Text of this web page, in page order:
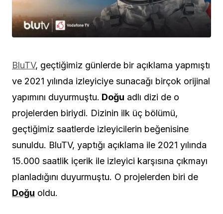
BluTV, geçtiğimiz günlerde bir açıklama yapmıştı
ve 2021 yılında izleyiciye sunacağı birçok orijinal
yapımını duyurmuştu. Doğu adlı dizi de o
projelerden biriydi. Dizinin ilk üç bölümü,
geçtiğimiz saatlerde izleyicilerin beğenisine
sunuldu. BluTV, yaptığı açıklama ile 2021 yılında
15.000 saatlik içerik ile izleyici karşısına çıkmayı
planladığını duyurmuştu. O projelerden biri de
Doğu oldu.